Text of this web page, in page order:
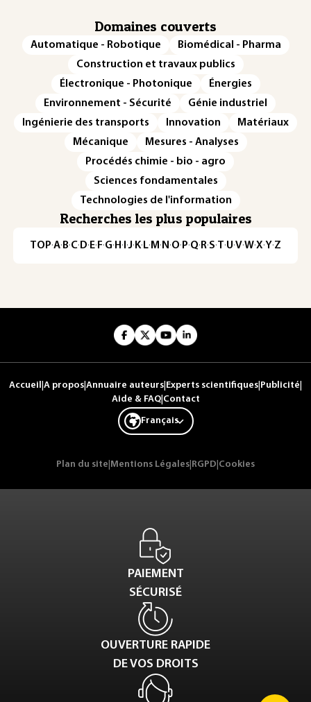
Domaines couverts
Automatique - Robotique
Biomédical - Pharma
Construction et travaux publics
Électronique - Photonique
Énergies
Environnement - Sécurité
Génie industriel
Ingénierie des transports
Innovation
Matériaux
Mécanique
Mesures - Analyses
Procédés chimie - bio - agro
Sciences fondamentales
Technologies de l'information
Recherches les plus populaires
TOP·A·B·C· D· E· F·G· H · ·J· K· L· M · N ·O· P·Q· R·S·T·U·V·W·X·Y·Z
Accueil A propos Annuaire auteurs Experts scientifiques Publicité
Aide & FAQ| Contact
Français
Plan du site Mentions Légales RGPD Cookies
PAIEMENT
SÉCURISÉ
OUVERTURE RAPIDE
DE VOS DROITS